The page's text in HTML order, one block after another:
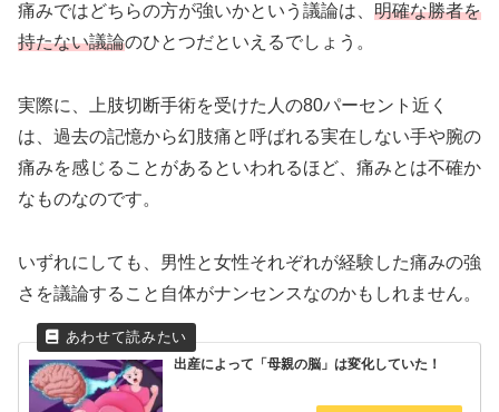
痛みではどちらの方が強いかという議論は、 明確な勝者を
持たない議論のひとつだといえるでしょう。
実際に、上肢切断手術を受けた人の80パーセント近く
は、過去の記憶から幻肢痛と呼ばれる実在しない手や腕の
痛みを感じることがあるといわれるほど、痛みとは不確か
なものなのです。
いずれにしても、男性と女性それぞれが経験した痛みの強
さを議論すること自体がナンセンスなのかもしれません。
出産によって「母親の脳」は変化していた！